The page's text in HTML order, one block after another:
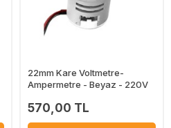
22mm Kare Voltmetre-
Ampermetre - Beyaz - 220V
570,00 TL